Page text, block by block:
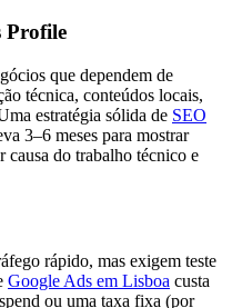
Profile
que dependem de
técnica, conteúdos locais,
estratégia sólida de SEO
3–6 meses para mostrar
do trabalho técnico e
rápido, mas exigem teste
Google Ads em Lisboa custa
ou uma taxa fixa (por